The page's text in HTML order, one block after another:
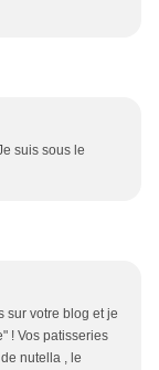
suis sous le
sur votre blog et je
! Vos patisseries
nutella , le